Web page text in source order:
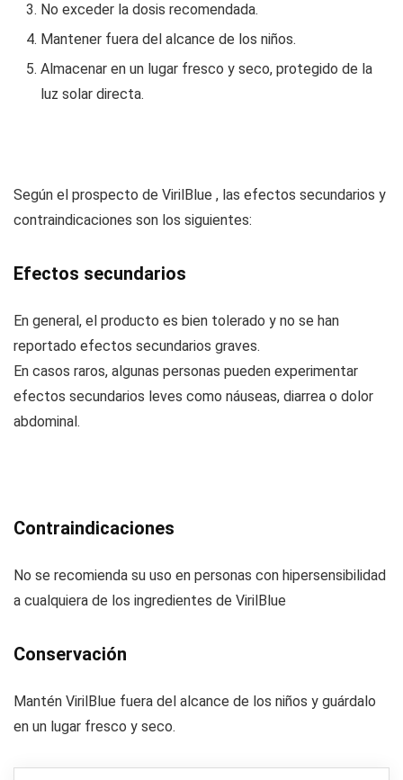
No exceder la dosis recomendada.
Mantener fuera del alcance de los niños.
Almacenar en un lugar fresco y seco, protegido de la
luz solar directa.
Según el prospecto de VirilBlue , las efectos secundarios y
contraindicaciones son los siguientes:
Efectos secundarios
En general, el producto es bien tolerado y no se han
reportado efectos secundarios graves.
En casos raros, algunas personas pueden experimentar
efectos secundarios leves como náuseas, diarrea o dolor
abdominal.
Contraindicaciones
No se recomienda su uso en personas con hipersensibilidad
a cualquiera de los ingredientes de VirilBlue
Conservación
Mantén VirilBlue fuera del alcance de los niños y guárdalo
en un lugar fresco y seco.